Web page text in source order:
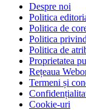
Despre noi
Politica
Politica de
Politica
Politica de
Proprietatea
Rețeaua
Termeni și
Cookie-uri